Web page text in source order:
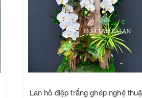
Lan hồ điệp trắng ghép nghệ